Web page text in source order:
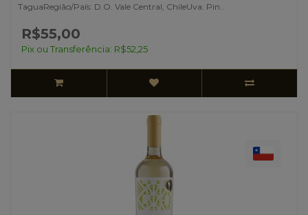
TaguaRegião/País: D.O. Vale Central, ChileUva: Pin..
R$55,00
Pix ou Transferência: R$52,25